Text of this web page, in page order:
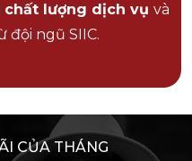
chất lượng dịch vụ và
đội ngũ SIIC.
CỦA THÁNG